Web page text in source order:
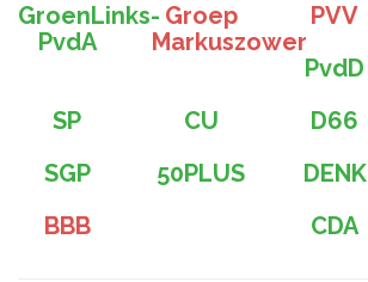
GroenLinks-
PvdA
Groep
Markuszower
PVV
PvdD
SP
CU D66
SGP
50PLUS DENK
BBB
CDA